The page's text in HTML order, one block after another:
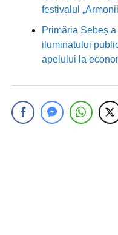
festivalul
Primăria Sebeș
iluminatului
apelului la